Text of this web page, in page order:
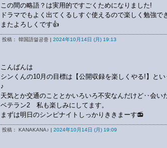
この間の略語？は実用的ですごくためになりました!
ドラマでもよく出てくるしすぐ使えるので楽しく勉強で
またよろしくです👍
投稿： 韓国語열공중 | 2024年10月14日 (月) 19:13
こんばんは
シンくんの10月の目標は【公開収録を楽しくやる!】と
♪
天気とか交通のこととかいろいろ不安なんだけど‥会い
ベテラン2 私も楽しみにしてます。
まずは明日のシンピナイトしっかりききまーす📻️
投稿： KANAKANA♪ | 2024年10月14日 (月) 19:09